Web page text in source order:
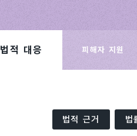
법적 대응 피해자 지원
법적 근거 법